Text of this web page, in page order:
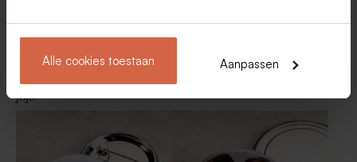
Alle cookies toestaan Aanpassen
Gepersonaliseerde houten
jojo
Kindertraktatie domino hout